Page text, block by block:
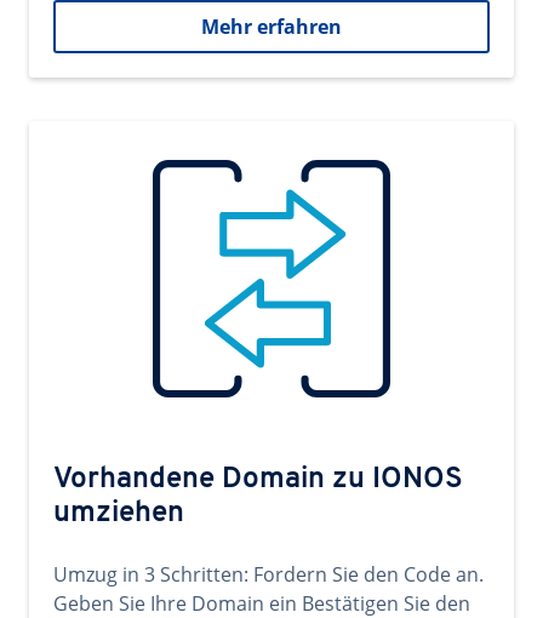
Mehr erfahren
Vorhandene Domain zu IONOS
umziehen
Umzug in 3 Schritten: Fordern Sie den Code an.
Geben Sie Ihre Domain ein Bestätigen Sie den